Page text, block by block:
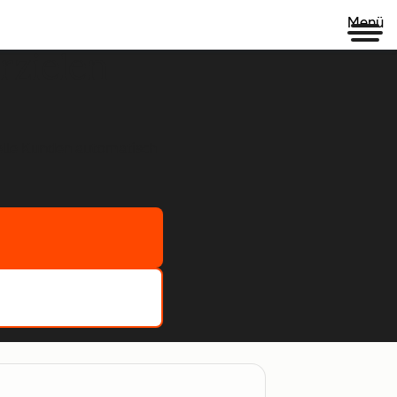
Menü
Kunden automatisch